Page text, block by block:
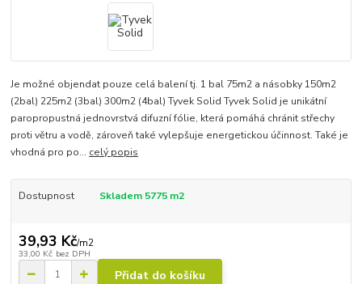
Je možné objendat pouze celá balení tj. 1 bal 75m2 a násobky 150m2
(2bal) 225m2 (3bal) 300m2 (4bal) Tyvek Solid Tyvek Solid je unikátní
paropropustná jednovrstvá difuzní fólie, která pomáhá chránit střechy
proti větru a vodě, zároveň také vylepšuje energetickou účinnost. Také je
vhodná pro po... celý popis
Dostupnost Skladem 5775 m2
39,93 Kč/m2
33,00 Kč bez DPH
Přidat do košíku